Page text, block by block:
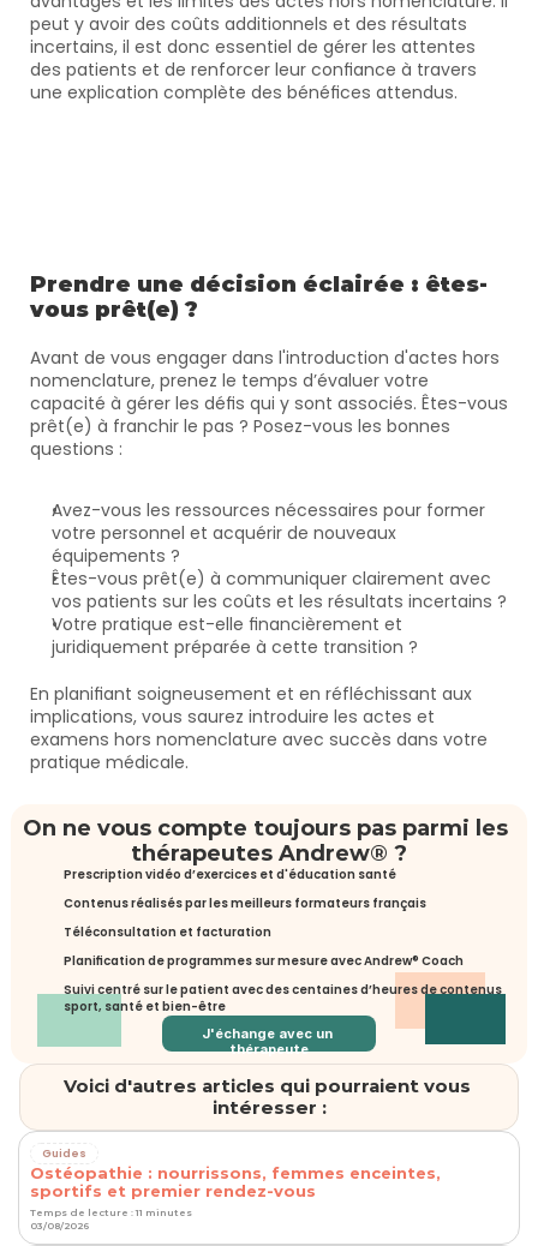
peut y avoir des coûts additionnels et des résultats
incertains, il est donc essentiel de gérer les attentes
des patients et de renforcer leur confiance à travers
une explication complète des bénéfices attendus.
Prendre une décision éclairée : êtes-
vous prêt(e) ?
Avant de vous engager dans l'introduction d'actes hors
nomenclature, prenez le temps d’évaluer votre
capacité à gérer les défis qui y sont associés. Êtes-vous
prêt(e) à franchir le pas ? Posez-vous les bonnes
questions :
Avez-vous les ressources nécessaires pour former
votre personnel et acquérir de nouveaux
équipements ?
Êtes-vous prêt(e) à communiquer clairement avec
vos patients sur les coûts et les résultats incertains ?
Votre pratique est-elle financièrement et
juridiquement préparée à cette transition ?
En planifiant soigneusement et en réfléchissant aux
implications, vous saurez introduire les actes et
examens hors nomenclature avec succès dans votre
pratique médicale.
On ne vous compte toujours pas parmi les
thérapeutes Andrew® ?
Prescription vidéo d’exercices et d'éducation santé
Contenus réalisés par les meilleurs formateurs français
Téléconsultation et facturation
Planification de programmes sur mesure avec Andrew® Coach
Suivi centré sur le patient avec des centaines d’heures de contenus
sport, santé et bien-être
J'échange avec un
thérapeute
Voici d'autres articles qui pourraient vous
intéresser :
Guides
Ostéopathie : nourrissons, femmes enceintes,
sportifs et premier rendez-vous
Temps de lecture : 11 minutes
03/08/2026